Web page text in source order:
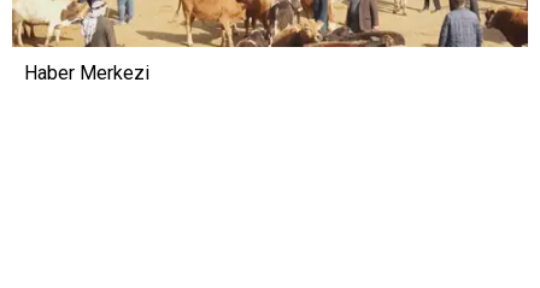
Haber Merkezi